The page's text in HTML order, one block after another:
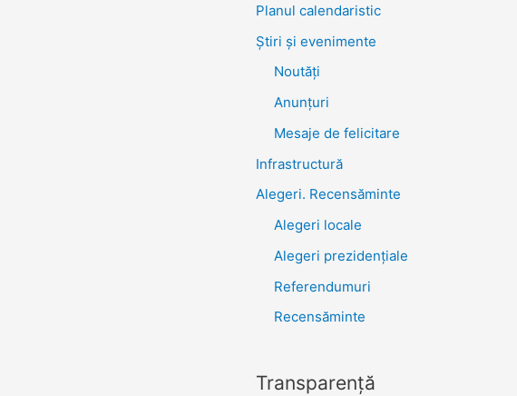
Planul calendaristic
Știri şi evenimente
Noutăţi
Anunţuri
Mesaje de felicitare
Infrastructură
Alegeri. Recensăminte
Alegeri locale
Alegeri prezidențiale
Referendumuri
Recensăminte
Transparenţă